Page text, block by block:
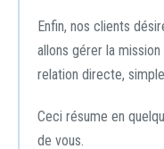
Enfin, nos clients
allons gérer la
relation directe,
Ceci résume en
de vous.